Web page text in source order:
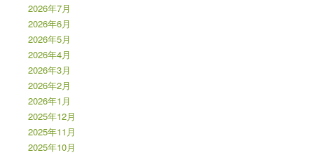
2026年7月
2026年6月
2026年5月
2026年4月
2026年3月
2026年2月
2026年1月
2025年12月
2025年11月
2025年10月